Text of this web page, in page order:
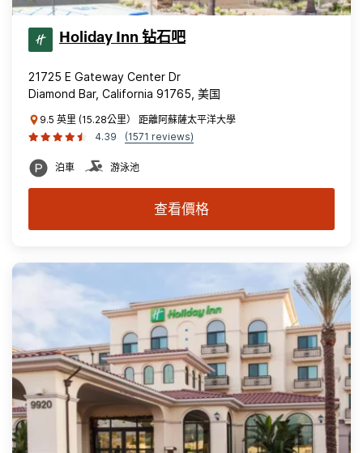
Holiday Inn 钻石吧
21725 E Gateway Center Dr
Diamond Bar, California 91765, 美国
9.5 英里 (15.28公里） 距離阿蘇薩太平洋大學
4.39
(1571 reviews)
泊車 游泳池
查看價格